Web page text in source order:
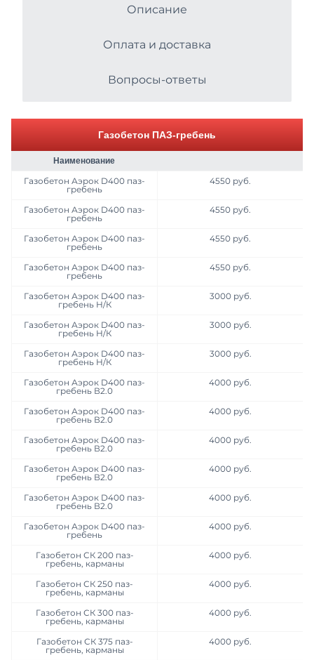
Металлопрокат
Асфальтобетонные смеси
Продажа противогололёдных реагентов
Услуги
Вторичные материалы
Газобетонные блоки СК
U блоки
Газобетонные блоки Могилевский
Описание
Оплата и доставка
Вопросы-ответы
Газобетон ПАЗ-гребень
Наименование
Газобетон Аэрок D400 паз-
гребень
4550 руб.
Газобетон Аэрок D400 паз-
гребень
4550 руб.
Газобетон Аэрок D400 паз-
гребень
4550 руб.
Газобетон Аэрок D400 паз-
гребень
4550 руб.
Газобетон Аэрок D400 паз-
гребень Н/К
3000 руб.
Газобетон Аэрок D400 паз-
гребень Н/К
3000 руб.
Газобетон Аэрок D400 паз-
гребень Н/К
3000 руб.
Газобетон Аэрок D400 паз-
гребень В2.0
4000 руб.
Газобетон Аэрок D400 паз-
гребень В2.0
4000 руб.
Газобетон Аэрок D400 паз-
гребень В2.0
4000 руб.
Газобетон Аэрок D400 паз-
гребень В2.0
4000 руб.
Газобетон Аэрок D400 паз-
гребень В2.0
4000 руб.
Газобетон Аэрок D400 паз-
гребень
4000 руб.
Газобетон СК 200 паз-
гребень, карманы
4000 руб.
Газобетон СК 250 паз-
гребень, карманы
4000 руб.
Газобетон СК 300 паз-
гребень, карманы
4000 руб.
Газобетон СК 375 паз-
гребень, карманы
4000 руб.